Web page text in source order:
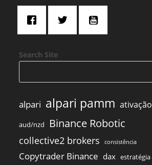
Search Site
alpari alpari pamm ativação
aud/nzd Binance Robotic
collective2 brokers consistência
Copytrader Binance dax estratégia